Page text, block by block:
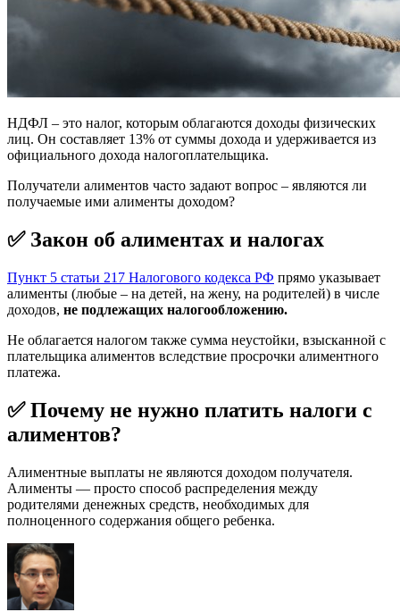
НДФЛ – это налог, которым облагаются доходы физических
лиц. Он составляет 13% от суммы дохода и удерживается из
официального дохода налогоплательщика.
Получатели алиментов часто задают вопрос – являются ли
получаемые ими алименты доходом?
✅ Закон об алиментах и налогах
Пункт 5 статьи 217 Налогового кодекса РФ прямо указывает
алименты (любые – на детей, на жену, на родителей) в числе
доходов, не подлежащих налогообложению.
Не облагается налогом также сумма неустойки, взысканной с
плательщика алиментов вследствие просрочки алиментного
платежа.
✅ Почему не нужно платить налоги с
алиментов?
Алиментные выплаты не являются доходом получателя.
Алименты — просто способ распределения между
родителями денежных средств, необходимых для
полноценного содержания общего ребенка.